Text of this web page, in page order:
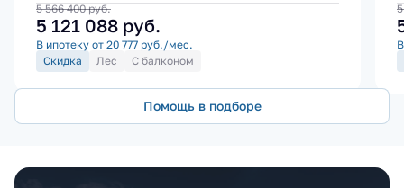
5 566 400руб.
5 121 088 руб.
В ипотеку от 20 777 руб./мес.
Скидка
Лес С балконом
Помощь в подборе